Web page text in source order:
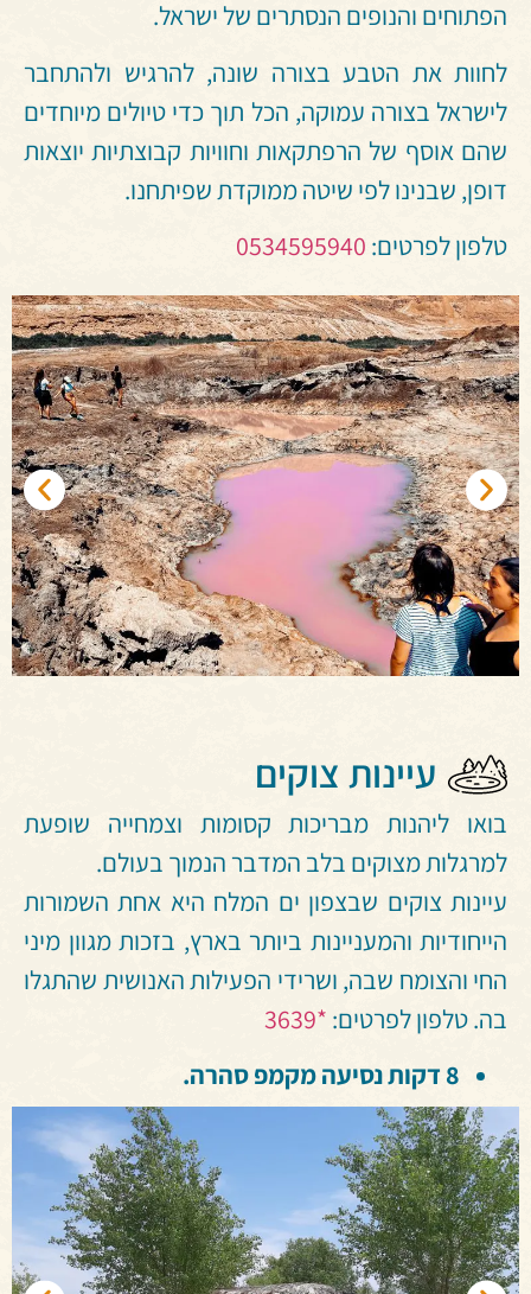
הפתוחים והנופים הנסתרים של ישראל.
לחוות את הטבע בצורה שונה, להרגיש ולהתחבר
לישראל בצורה עמוקה, הכל תוך כדי טיולים מיוחדים
שהם אוסף של הרפתקאות וחוויות קבוצתיות יוצאות
דופן, שבנינו לפי שיטה ממוקדת שפיתחנו.
טלפון לפרטים: 0534595940
עיינות צוקים
בואו ליהנות מבריכות קסומות וצמחייה שופעת
למרגלות מצוקים בלב המדבר הנמוך בעולם.
עיינות צוקים שבצפון ים המלח היא אחת השמורות
הייחודיות והמעניינות ביותר בארץ, בזכות מגוון מיני
החי והצומח שבה, ושרידי הפעילות האנושית שהתגלו
בה. טלפון לפרטים: *3639
8 דקות נסיעה מקמפ סהרה.